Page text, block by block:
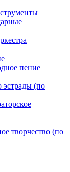
пение
эстрады (по
творчество (по